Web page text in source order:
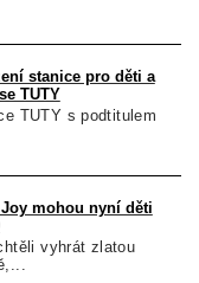
stanice pro děti a
TUTY
TUTY s podtitulem
mohou nyní děti
vyhrát zlatou